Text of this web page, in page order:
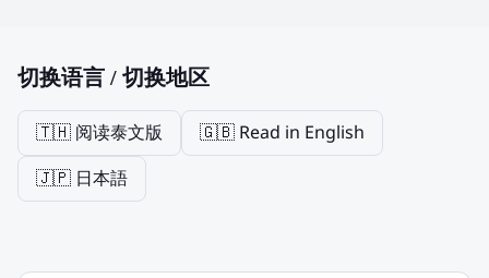
切换语言 / 切换地区
🇹🇭 阅读泰文版
🇬🇧 Read in English
🇯🇵 日本語